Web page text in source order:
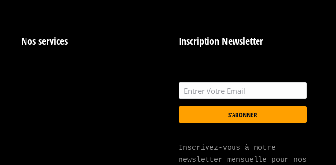
Nos services Inscription Newsletter
S'ABONNER
Inscrivez-vous à notre
newsletter mensuelle pour nos